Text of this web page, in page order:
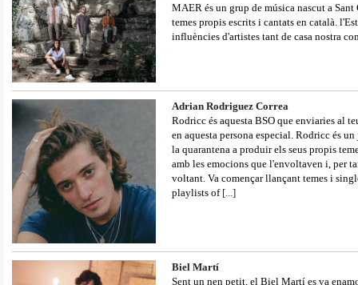
MAER és un grup de música nascut a
temes propis escrits i cantats en català.
influències d'artistes tant de casa nostra
Adrian Rodriguez Correa
Rodricc és aquesta BSO que enviaries al
en aquesta persona especial. Rodricc és
la quarantena a produir els seus propis
amb les emocions que l'envoltaven i, per
voltant. Va començar llançant temes i
playlists of [...]
Biel Martí
Sent un nen petit, el Biel Martí es va